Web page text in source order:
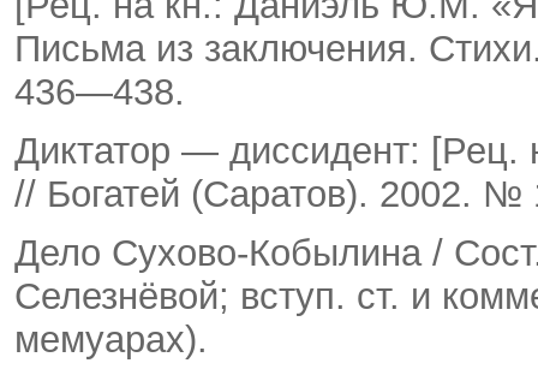
Письма из заключения.
436—438.
Диктатор — диссидент:
// Богатей (Сара­тов). 2002. №
Дело Сухово-Кобылина /
Селезнёвой; вступ. ст. и
мемуарах).